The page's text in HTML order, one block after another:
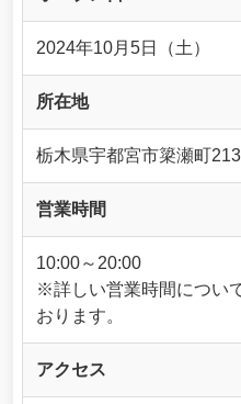
2024年10月5日（土）
所在地
栃木県宇都宮市簗瀬町
営業時間
10:00～20:00
※詳しい営業時間につい
おります。
アクセス